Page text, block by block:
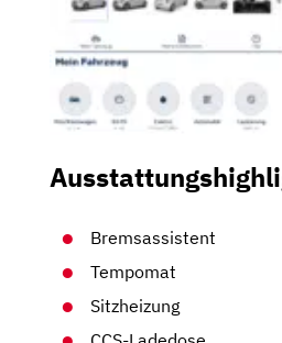
Bremsassistent
Tempomat
Sitzheizung